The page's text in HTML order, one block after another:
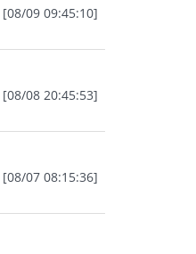
[08/09 09:45:10]
[08/08 20:45:53]
[08/07 08:15:36]